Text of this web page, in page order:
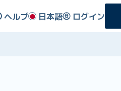
ヘルプ 日本語 ログイン